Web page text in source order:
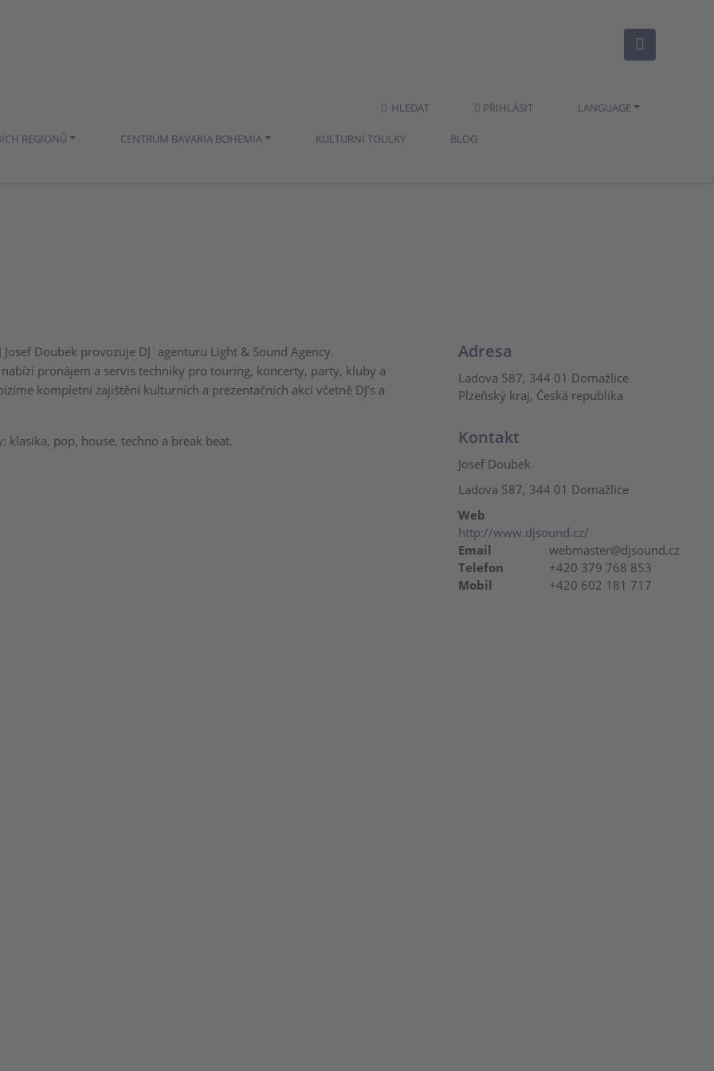
HLEDAT PŘIHLÁSIT LANGUAGE
REGIONŮ CENTRUM BAVARIA BOHEMIA KULTURNÍ TOULKY BLOG
Josef Doubek provozuje DJ´agenturu Light & Sound Agency.
nabízí pronájem a servis techniky pro touring, koncerty, party, kluby a
kompletní zajištění kulturních a prezentačních akcí včetně DJ’s a
klasika, pop, house, techno a break beat.
Adresa
Ladova 587, 344 01 Domažlice
Plzeňský kraj, Česká republika
Kontakt
Josef Doubek
Ladova 587, 344 01 Domažlice
Web
http://www.djsound.cz/
Email
webmaster@djsound.cz
Telefon
+420 379 768 853
Mobil
+420 602 181 717